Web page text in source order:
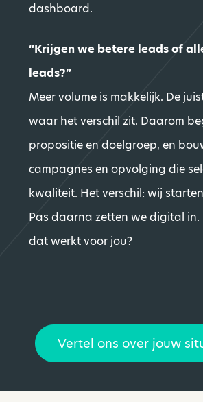
dashboard.
“Krijgen we betere leads of
leads?”
Meer volume is makkelijk. De
waar het verschil zit. Daarom
propositie en doelgroep, en
campagnes en opvolging die
kwaliteit. Het verschil: wij
Pas daarna zetten we digital in.
dat werkt voor jou?
Vertel ons over jouw